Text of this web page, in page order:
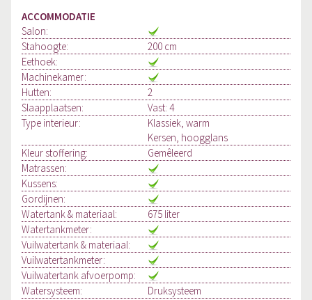
ACCOMMODATIE
Salon:
Stahoogte:
200 cm
Eethoek:
Machinekamer:
Hutten:
2
Slaapplaatsen:
Vast: 4
Type interieur:
Klassiek, warm
Kersen, hoogglans
Kleur stoffering:
Gemêleerd
Matrassen:
Kussens:
Gordijnen:
Watertank & materiaal:
675 liter
Watertankmeter:
Vuilwatertank & materiaal:
Vuilwatertankmeter:
Vuilwatertank afvoerpomp:
Watersysteem:
Druksysteem